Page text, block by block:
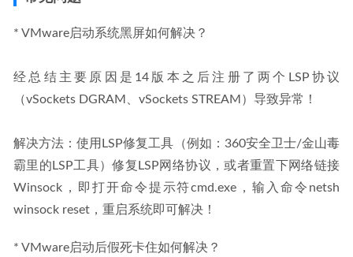
* VMware启动系统黑屏如何解决？
经总结主要原因是14版本之后注册了两个LSP协议
（vSockets DGRAM、vSockets STREAM）导致异常！
解决方法：使用LSP修复工具（例如：360安全卫士/金山毒
霸里的LSP工具）修复LSP网络协议，或者重置下网络链接
Winsock，即打开命令提示符cmd.exe，输入命令netsh
winsock reset，重启系统即可解决！
* VMware启动后假死卡住如何解决？